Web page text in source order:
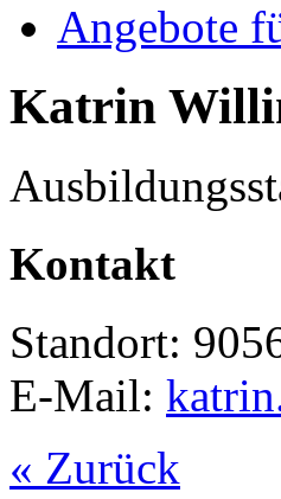
Angebote
Katrin
Kontakt
Standort:
E-Mail:
« Zurück